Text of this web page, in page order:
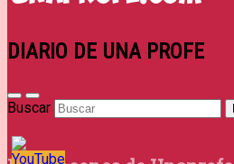
DIARIO DE UNA PROFE
Buscar